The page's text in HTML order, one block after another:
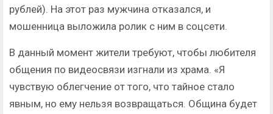
рублей). На этот раз мужчина отказался, и
мошенница выложила ролик с ним в соцсети.
В данный момент жители требуют, чтобы любителя
общения по видеосвязи изгнали из храма. «Я
чувствую облегчение от того, что тайное стало
явным, но ему нельзя возвращаться. Община будет